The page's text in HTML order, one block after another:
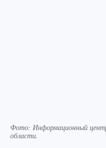
Фото: Информационный
области.